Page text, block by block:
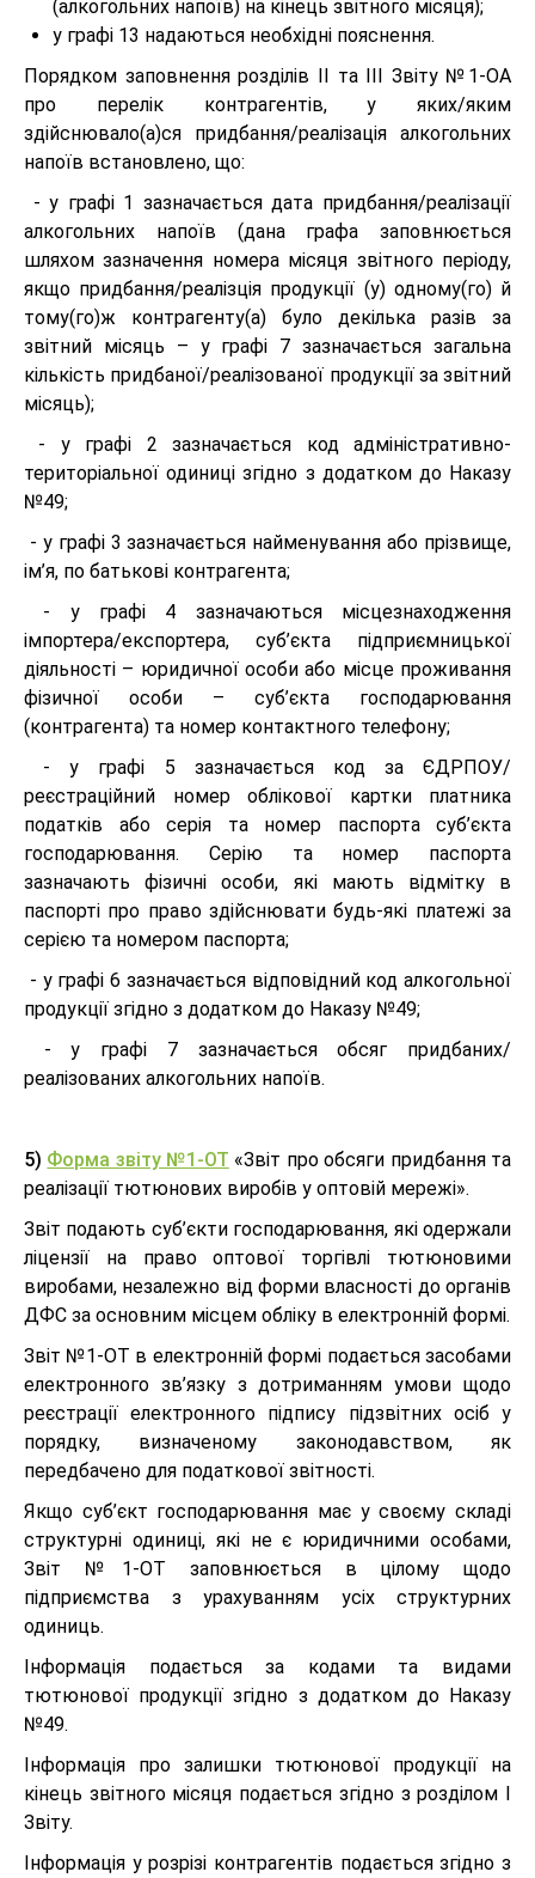
(алкогольних напоїв) на кінець звітного місяця);
у графі 13 надаються необхідні пояснення.
Порядком заповнення розділів ІІ та ІІІ Звіту №1-ОА
про перелік контрагентів, у яких/яким
здійснювало(а)ся придбання/реалізація алкогольних
напоїв встановлено, що:
- у графі 1 зазначається дата придбання/реалізації
алкогольних напоїв (дана графа заповнюється
шляхом зазначення номера місяця звітного періоду,
якщо придбання/реалізція продукції (у) одному(го) й
тому(го)ж контрагенту(а) було декілька разів за
звітний місяць – у графі 7 зазначається загальна
кількість придбаної/реалізованої продукції за звітний
місяць);
- у графі 2 зазначається код адміністративно-
територіальної одиниці згідно з додатком до Наказу
№49;
- у графі 3 зазначається найменування або прізвище,
ім’я, по батькові контрагента;
- у графі 4 зазначаються місцезнаходження
імпортера/експортера, суб’єкта підприємницької
діяльності – юридичної особи або місце проживання
фізичної особи – суб’єкта господарювання
(контрагента) та номер контактного телефону;
- у графі 5 зазначається код за ЄДРПОУ/
реєстраційний номер облікової картки платника
податків або серія та номер паспорта суб’єкта
господарювання. Серію та номер паспорта
зазначають фізичні особи, які мають відмітку в
паспорті про право здійснювати будь-які платежі за
серією та номером паспорта;
- у графі 6 зазначається відповідний код алкогольної
продукції згідно з додатком до Наказу №49;
- у графі 7 зазначається обсяг придбаних/
реалізованих алкогольних напоїв.
5) Форма звіту №1-ОТ «Звіт про обсяги придбання та
реалізації тютюнових виробів у оптовій мережі».
Звіт подають суб’єкти господарювання, які одержали
ліцензії на право оптової торгівлі тютюновими
виробами, незалежно від форми власності до органів
ДФС за основним місцем обліку в електронній формі.
Звіт №1-ОТ в електронній формі подається засобами
електронного зв’язку з дотриманням умови щодо
реєстрації електронного підпису підзвітних осіб у
порядку, визначеному законодавством, як
передбачено для податкової звітності.
Якщо суб’єкт господарювання має у своєму складі
структурні одиниці, які не є юридичними особами,
Звіт №1-ОТ заповнюється в цілому щодо
підприємства з урахуванням усіх структурних
одиниць.
Інформація подається за кодами та видами
тютюнової продукції згідно з додатком до Наказу
№49.
Інформація про залишки тютюнової продукції на
кінець звітного місяця подається згідно з розділом І
Звіту.
Інформація у розрізі контрагентів подається згідно з